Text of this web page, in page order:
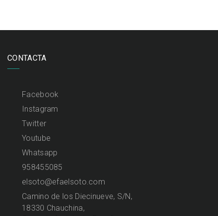
CONTACTA
Facebook
Instagram
Twitter
Youtube
Whatsapp
958455085
elsoto@efaelsoto.com
Camino de los Diecinueve, S/N,
18330 Chauchina,